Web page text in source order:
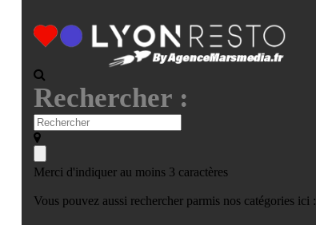
Rechercher :
Merci d'indiquer au moins 3 caractères
Vous pouvez aussi rechercher parmis nos catégories ici :